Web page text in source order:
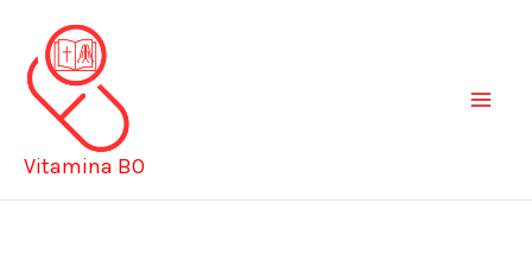
conteúdo
Vitamina BO